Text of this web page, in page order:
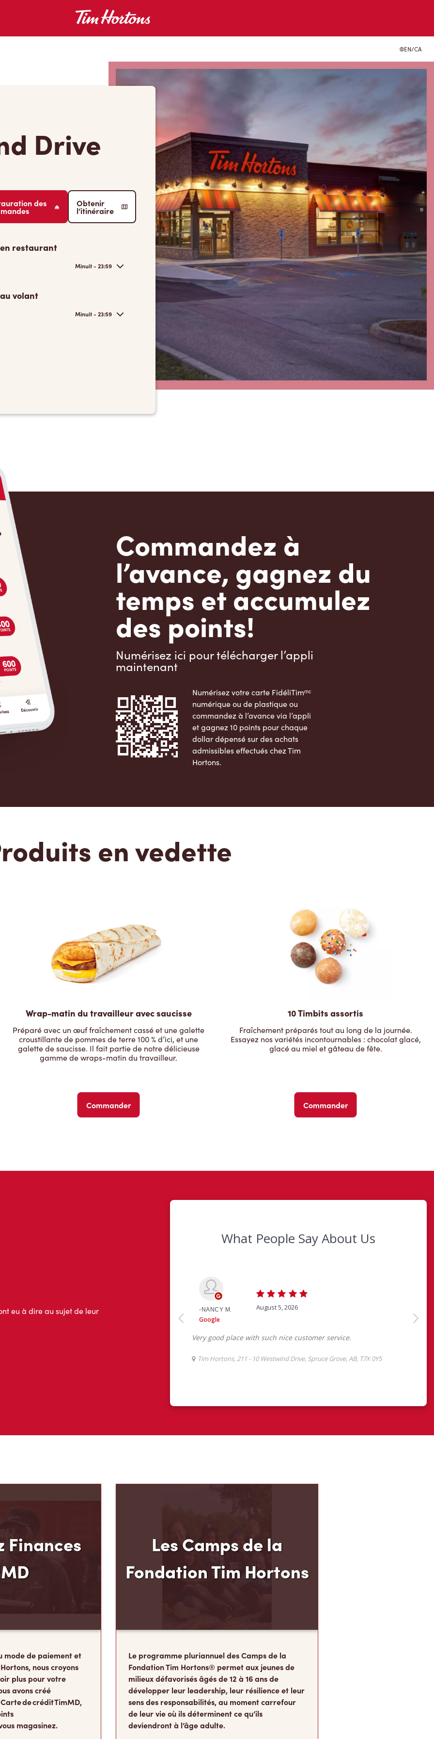
EN/CA
Drive
des Obtenir
l’itinéraire
restaurant
Minuit - 23:59
volant
Minuit - 23:59
Commandez à
l’avance, gagnez du
temps et accumulez
des points!
Numérisez ici pour télécharger l’appli
maintenant
Numérisez votre carte FidéliTimᵐᶜ
numérique ou de plastique ou
commandez à l’avance via l’appli
et gagnez 10 points pour chaque
dollar dépensé sur des achats
admissibles effectués chez Tim
Hortons.
en vedette
Wrap-matin du travailleur avec saucisse
Préparé avec un œuf fraîchement cassé et une galette
croustillante de pommes de terre 100 % d’ici, et une
galette de saucisse. Il fait partie de notre délicieuse
gamme de wraps-matin du travailleur.
Commander
10 Timbits assortis
Fraîchement préparés tout au long de la journée.
Essayez nos variétés incontournables : chocolat glacé,
glacé au miel et gâteau de fête.
Commander
eu à dire au sujet de leur
Finances
mode de paiement et
nous croyons
plus pour votre
avons créé
de crédit TimMD,
magasinez.
Les Camps de la
Fondation Tim Hortons
Le programme pluriannuel des Camps de la
Fondation Tim Hortons® permet aux jeunes de
milieux défavorisés âgés de 12 à 16 ans de
développer leur leadership, leur résilience et leur
sens des responsabilités, au moment carrefour
de leur vie où ils déterminent ce qu’ils
deviendront à l’âge adulte.